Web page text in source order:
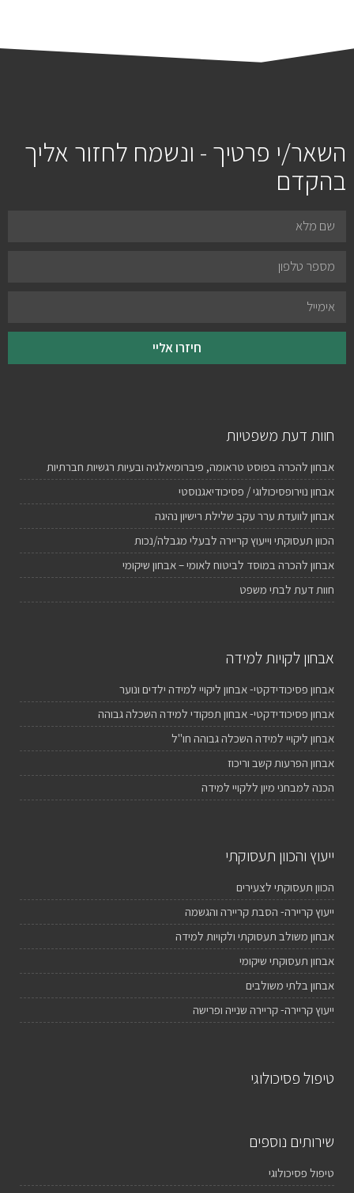
השאר/י פרטיך - ונשמח לחזור אליך
בהקדם
חיזרו אליי
חוות דעת משפטיות
אבחון להכרה בפוסט טראומה, פיברומיאלגיה ובעיות רגשיות חברתיות
אבחון נוירופסיכולוגי / פסיכודיאגנוסטי
אבחון לוועדת ערר עקב שלילת רישיון נהיגה
הכוון תעסוקתי וייעוץ קריירה לבעלי מגבלה/נכות
אבחון להכרה במוסד לביטוח לאומי – אבחון שיקומי
חוות דעת לבתי משפט
אבחון לקויות למידה
אבחון פסיכודידקטי- אבחון ליקויי למידה ילדים ונוער
אבחון פסיכודידקטי- אבחון תפקודי למידה השכלה גבוהה
אבחון ליקויי למידה השכלה גבוהה חו"ל
אבחון הפרעות קשב וריכוז
הכנה למבחני מיון ללקויי למידה
ייעוץ והכוון תעסוקתי
הכוון תעסוקתי לצעירים
ייעוץ קריירה- הסבת קריירה והגשמה
אבחון משולב תעסוקתי ולקויות למידה
אבחון תעסוקתי שיקומי
אבחון בלתי משולבים
ייעוץ קריירה- קריירה שנייה ופרישה
טיפול פסיכולוגי
שירותים נוספים
טיפול פסיכולוגי